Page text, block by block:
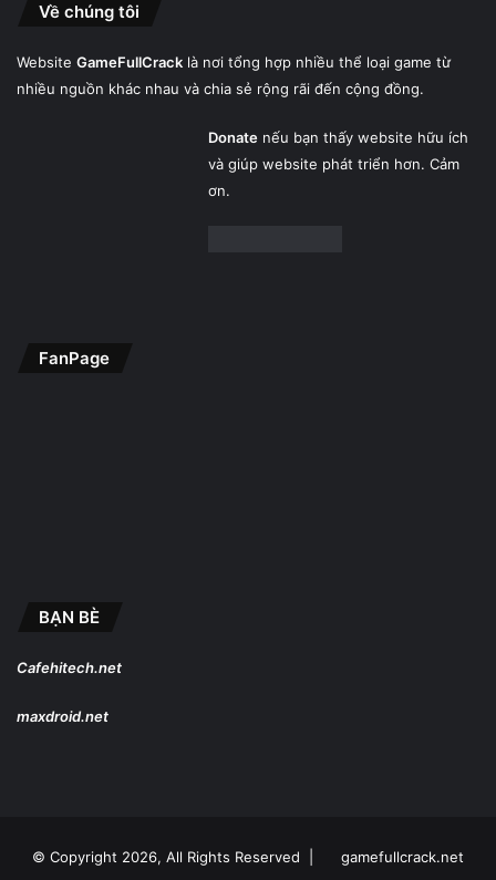
Về chúng tôi
Website GameFullCrack là nơi tổng hợp nhiều thể loại game từ
nhiều nguồn khác nhau và chia sẻ rộng rãi đến cộng đồng.
Donatenếu bạn thấy website hữu ích
và giúp website phát triển hơn. Cảm
ơn.
FanPage
BẠN BÈ
Cafehitech.net
maxdroid.net
© Copyright 2026, All Rights Reserved | gamefullcrack.net